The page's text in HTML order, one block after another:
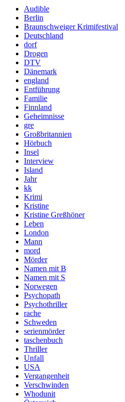
Audible
Berlin
Braunschweiger Krimifestival
Deutschland
dorf
Drogen
DTV
Dänemark
england
Entführung
Familie
Finnland
Geheimnisse
gre
Großbritannien
Hörbuch
Insel
Interview
Island
Jahr
kk
Krimi
Kristine
Kristine Greßhöner
Leben
London
Mann
mord
Mörder
Namen mit B
Namen mit S
Norwegen
Psychopath
Psychothriller
rache
Schweden
serienmörder
taschenbuch
Thriller
Unfall
USA
Vergangenheit
Verschwinden
Whodunit